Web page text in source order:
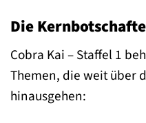
Die
Cobra Kai – Staffel 1
Themen, die weit über
hinausgehen: